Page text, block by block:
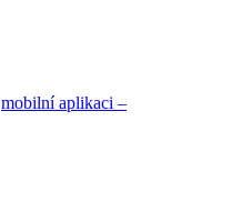
mobilní aplikaci –